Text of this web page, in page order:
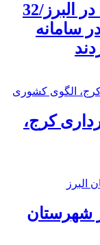
کاهش نرخ بیکاری در البرز/32
سامانه
کرج،
در شهرستان